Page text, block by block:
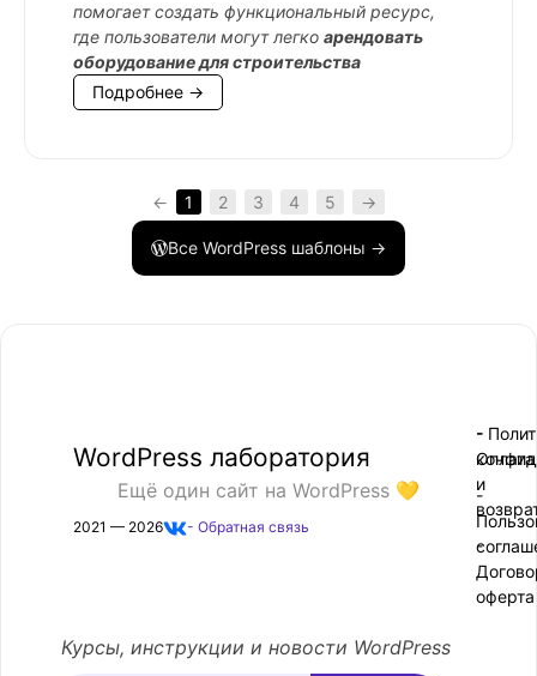
помогает создать функциональный ресурс,
где пользователи могут легко арендовать
оборудование для строительства
Подробнее →
← 1 2 3 4 5 →
Все WordPress шаблоны →
WordPress лаборатория
Ещё один сайт на WordPress 💛
2021 — 2026 - Обратная связь
-
-
-
Оплата
и
-
оферта
Курсы, инструкции и новости WordPress